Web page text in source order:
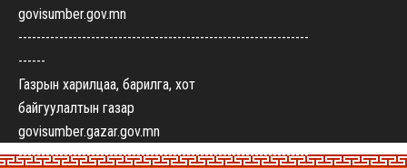
govisumber.gov.mn
----------------------------------------------------------------
------
Газрын харилцаа, барилга, хот
байгуулалтын газар
govisumber.gazar.gov.mn
----------------------------------------------------------------